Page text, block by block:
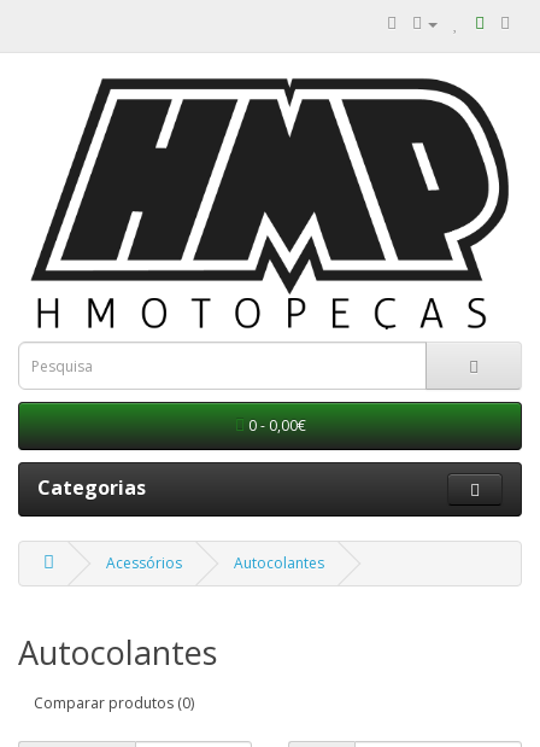
0 - 0,00€
Categorias
Acessórios Autocolantes
Autocolantes
Comparar produtos (0)